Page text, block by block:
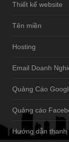
Thiết kế website
Tên miền
Hosting
Email Doanh
Quảng Cáo
Quảng cáo
Hướng dẫn thanh